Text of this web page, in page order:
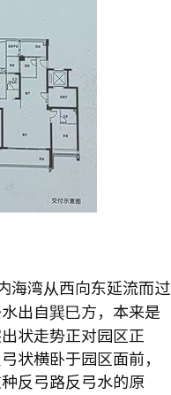
海湾从西向东延流而过
出自巽巳方，本来是
状走势正对园区正
状横卧于园区面前，
反弓路反弓水的原